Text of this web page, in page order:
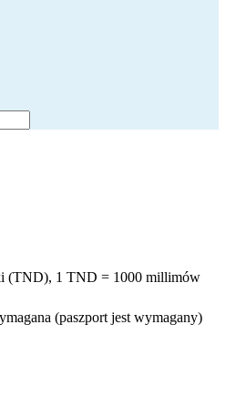
(TND), 1 TND = 1000 millimów
(paszport jest wymagany)